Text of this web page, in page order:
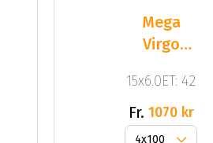
Mega
Virgo
15x6.0ET: 42
Fr. 1070 kr